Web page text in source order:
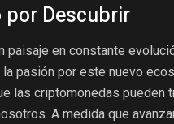
por Descubrir
paisaje en constante
pasión por este nuevo
las criptomonedas pueden
A medida que